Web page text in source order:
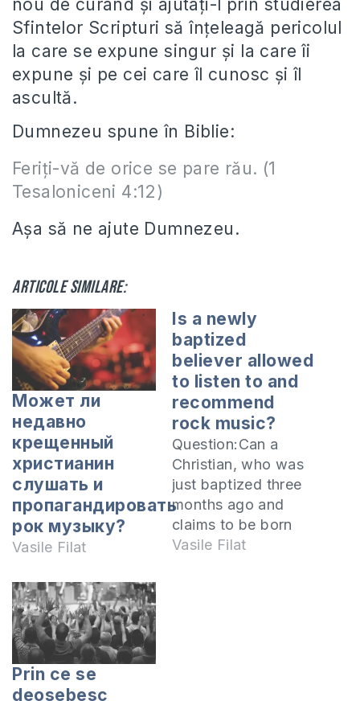
nou de curând și ajutați-l prin studierea
Sfintelor Scripturi să înțeleagă pericolul
la care se expune singur și la care îi
expune și pe cei care îl cunosc și îl
ascultă.
Dumnezeu spune în Biblie:
Feriți-vă de orice se pare rău. (1
Tesaloniceni 4:12)
Așa să ne ajute Dumnezeu.
Articole similare:
Может ли
недавно
крещенный
христианин
слушать и
пропагандировать
рок музыку?
Vasile Filat
Is a newly
baptized
believer allowed
to listen to and
recommend
rock music?
Question:Can a
Christian, who was
just baptized three
months ago and
claims to be born
again, listen to and
Vasile Filat
Prin ce se
deosebesc